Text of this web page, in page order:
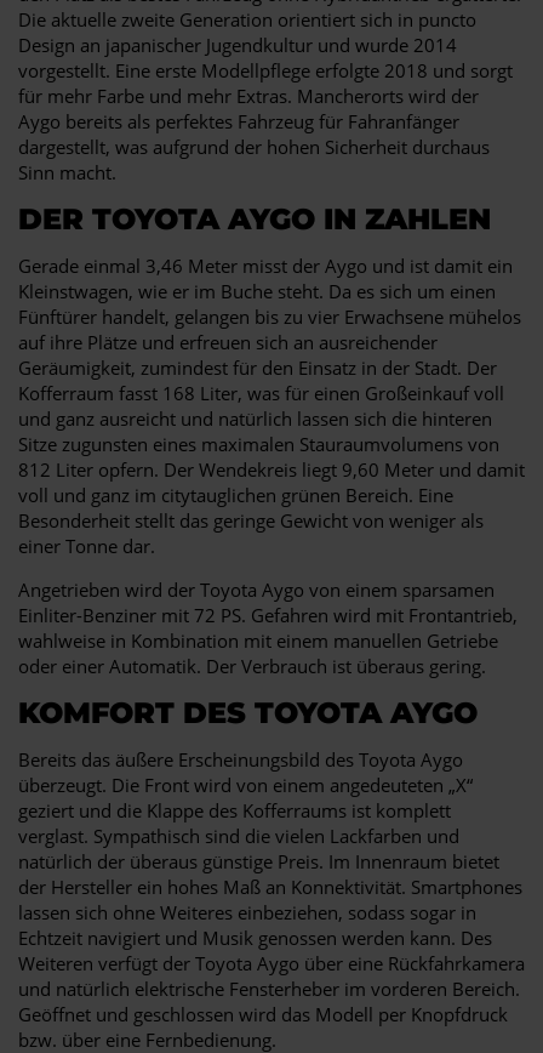
Die aktuelle zweite Generation orientiert sich in puncto
Design an japanischer Jugendkultur und wurde 2014
vorgestellt. Eine erste Modellpflege erfolgte 2018 und sorgt
für mehr Farbe und mehr Extras. Mancherorts wird der
Aygo bereits als perfektes Fahrzeug für Fahranfänger
dargestellt, was aufgrund der hohen Sicherheit durchaus
Sinn macht.
DER TOYOTA AYGO IN ZAHLEN
Gerade einmal 3,46 Meter misst der Aygo und ist damit ein
Kleinstwagen, wie er im Buche steht. Da es sich um einen
Fünftürer handelt, gelangen bis zu vier Erwachsene mühelos
auf ihre Plätze und erfreuen sich an ausreichender
Geräumigkeit, zumindest für den Einsatz in der Stadt. Der
Kofferraum fasst 168 Liter, was für einen Großeinkauf voll
und ganz ausreicht und natürlich lassen sich die hinteren
Sitze zugunsten eines maximalen Stauraumvolumens von
812 Liter opfern. Der Wendekreis liegt 9,60 Meter und damit
voll und ganz im citytauglichen grünen Bereich. Eine
Besonderheit stellt das geringe Gewicht von weniger als
einer Tonne dar.
Angetrieben wird der Toyota Aygo von einem sparsamen
Einliter-Benziner mit 72 PS. Gefahren wird mit Frontantrieb,
wahlweise in Kombination mit einem manuellen Getriebe
oder einer Automatik. Der Verbrauch ist überaus gering.
KOMFORT DES TOYOTA AYGO
Bereits das äußere Erscheinungsbild des Toyota Aygo
überzeugt. Die Front wird von einem angedeuteten „X“
geziert und die Klappe des Kofferraums ist komplett
verglast. Sympathisch sind die vielen Lackfarben und
natürlich der überaus günstige Preis. Im Innenraum bietet
der Hersteller ein hohes Maß an Konnektivität. Smartphones
lassen sich ohne Weiteres einbeziehen, sodass sogar in
Echtzeit navigiert und Musik genossen werden kann. Des
Weiteren verfügt der Toyota Aygo über eine Rückfahrkamera
und natürlich elektrische Fensterheber im vorderen Bereich.
Geöffnet und geschlossen wird das Modell per Knopfdruck
bzw. über eine Fernbedienung.